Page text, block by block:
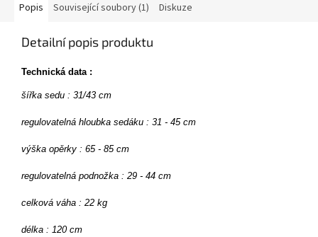
Popis Související soubory (1) Diskuze
Detailní popis produktu
Technická data :
šířka sedu : 31/43 cm
regulovatelná hloubka sedáku : 31 - 45 cm
výška opěrky : 65 - 85 cm
regulovatelná podnožka : 29 - 44 cm
celková váha : 22 kg
délka : 120 cm